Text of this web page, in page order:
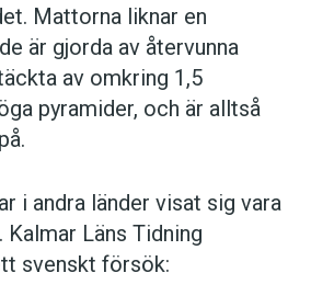
Mattorna liknar en
är gjorda av återvunna
av omkring 1,5
pyramider, och är alltså
i andra länder visat sig vara
Läns Tidning
svenskt försök: